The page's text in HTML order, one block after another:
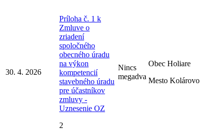
30. 4. 2026
Príloha č. 1 k
Zmluve o
zriadení
spoločného
obecného úradu
na výkon
kompetencií
stavebného úradu
pre účastníkov
zmluvy -
Uznesenie OZ
2
Nincs
megadva
Obec Holiare
Mesto Kolárovo